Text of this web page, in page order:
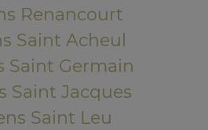
Renancourt
Saint Acheul
Saint Germain
Saint Jacques
Saint Leu